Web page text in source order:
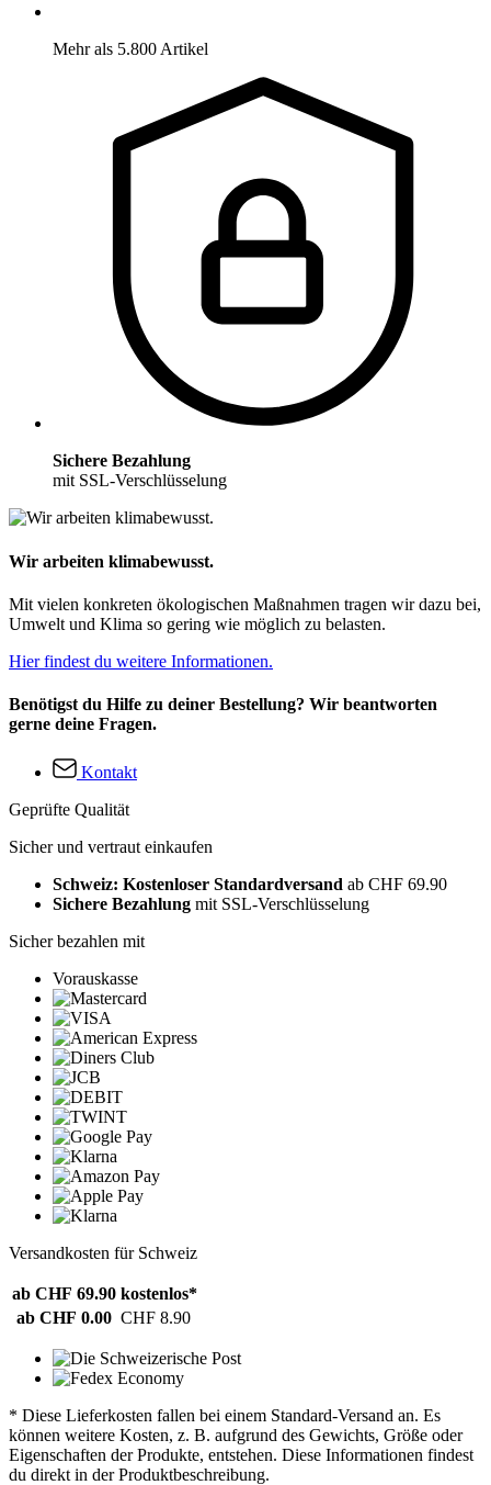
Mehr als 5.800 Artikel
Sichere Bezahlung
mit SSL-Verschlüsselung
Wir arbeiten klimabewusst.
Mit vielen konkreten ökologischen Maßnahmen tragen wir dazu bei,
Umwelt und Klima so gering wie möglich zu belasten.
Hier findest du weitere Informationen.
Benötigst du Hilfe zu deiner Bestellung? Wir beantworten
gerne deine Fragen.
Kontakt
Geprüfte Qualität
Sicher und vertraut einkaufen
Schweiz: Kostenloser Standardversand ab CHF 69.90
Sichere Bezahlung mit SSL-Verschlüsselung
Sicher bezahlen mit
Vorauskasse
Versandkosten für Schweiz
ab CHF 69.90 kostenlos*
ab CHF 0.00 CHF 8.90
* Diese Lieferkosten fallen bei einem Standard-Versand an. Es
können weitere Kosten, z. B. aufgrund des Gewichts, Größe oder
Eigenschaften der Produkte, entstehen. Diese Informationen findest
du direkt in der Produktbeschreibung.